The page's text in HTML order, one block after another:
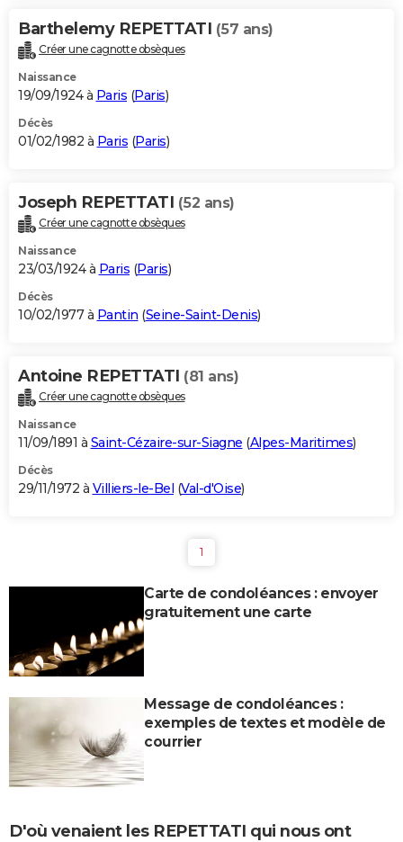
Barthelemy REPETTATI (57 ans)
Créer une cagnotte obsèques
Naissance
19/09/1924 à Paris (Paris)
Décès
01/02/1982 à Paris (Paris)
Joseph REPETTATI (52 ans)
Créer une cagnotte obsèques
Naissance
23/03/1924 à Paris (Paris)
Décès
10/02/1977 à Pantin (Seine-Saint-Denis)
Antoine REPETTATI (81 ans)
Créer une cagnotte obsèques
Naissance
11/09/1891 à Saint-Cézaire-sur-Siagne (Alpes-Maritimes)
Décès
29/11/1972 à Villiers-le-Bel (Val-d'Oise)
1
Carte de condoléances : envoyer
gratuitement une carte
Message de condoléances :
exemples de textes et modèle de
courrier
D'où venaient les REPETTATI qui nous ont